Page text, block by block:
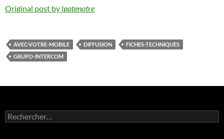
Original post bylpatenotre
AVEC-VOTRE-MOBILE DIFFUSION
FICHES-TECHNIQUES
GRUPO-INTERCOM
Rechercher :